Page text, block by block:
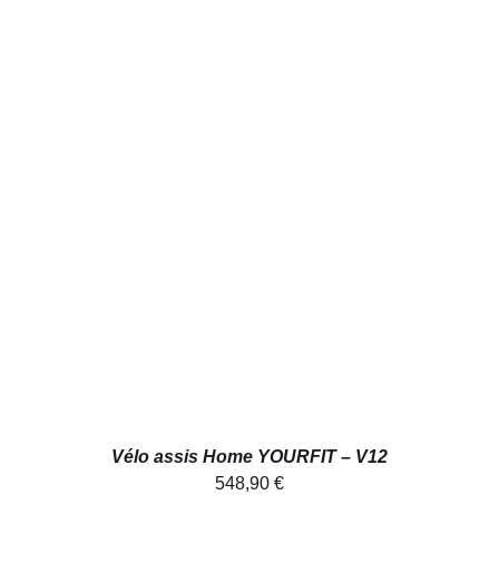
Vélo assis Home YOURFIT – V12
548,90 €